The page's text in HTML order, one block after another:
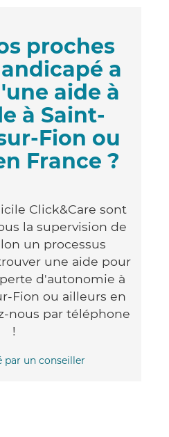
proches
a
aide à
à Saint-
Fion ou
France ?
Click&Care sont
la supervision de
un processus
une aide pour
d'autonomie à
Fion ou ailleurs en
nous par téléphone
!
par un conseiller